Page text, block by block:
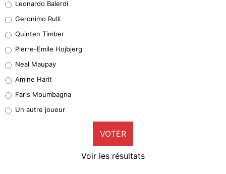
32%
5%
1%
9%
Leonardo Balerdi
Geronimo Rulli
Quinten Timber
Pierre-Emile Hojbjerg
Neal Maupay
Amine Harit
Faris Moumbagna
Un autre joueur
VOTER
Voir les résultats